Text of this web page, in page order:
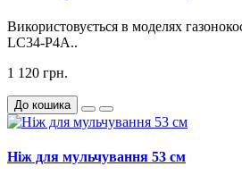
Використовується в моделях
LC34-P4A..
1 120 грн.
До кошика
Ніж для мульчування 53 см